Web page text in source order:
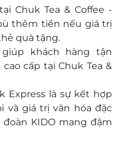
1, Hồ Chí Minh
Hồ Chí Minh
Phú Nhuận, Hồ Chí
Gò Vấp, Hồ Chí Minh
Quận 3, Hồ Chí Minh
Gò Vấp, Hồ Chí
2, Hồ Chí Minh
Chuk Tea & Coffee -
thêm tiền nếu giá trị
quà tặng.
khách hàng tận
cấp tại Chuk Tea &
Express là sự kết hợp
và giá trị văn hóa đặc
KIDO mang đậm